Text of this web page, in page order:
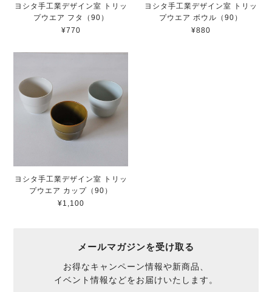
ヨシタ手工業デザイン室 トリッ
プウエア フタ（90）
¥770
ヨシタ手工業デザイン室 トリッ
プウエア ボウル（90）
¥880
ヨシタ手工業デザイン室 トリッ
プウエア カップ（90）
¥1,100
メールマガジンを受け取る
お得なキャンペーン情報や新商品、
イベント情報などをお届けいたします。